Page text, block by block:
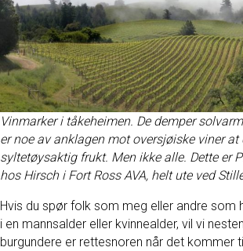
Vinmarker i tåkeheimen. De demper
er noe av anklagen mot oversjøiske viner at
syltetøysaktig frukt. Men ikke alle. Dette er
hos Hirsch i Fort Ross AVA, helt ute ved
Hvis du spør folk som meg eller andre som
i en mannsalder eller kvinnealder, vil vi
burgundere er rettesnoren når det kommer